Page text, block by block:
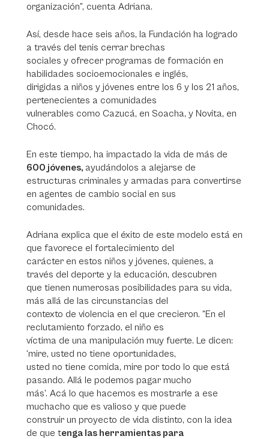
organización”, cuenta Adriana.
Así, desde hace seis años, la Fundación ha logrado
a través del tenis cerrar brechas
sociales y ofrecer programas de formación en
habilidades socioemocionales e inglés,
dirigidas a niños y jóvenes entre los 6 y los 21 años,
pertenecientes a comunidades
vulnerables como Cazucá, en Soacha, y Novita, en
Chocó.
En este tiempo, ha impactado la vida de más de
600 jóvenes, ayudándolos a alejarse de
estructuras criminales y armadas para convertirse
en agentes de cambio social en sus
comunidades.
Adriana explica que el éxito de este modelo está en
que favorece el fortalecimiento del
carácter en estos niños y jóvenes, quienes, a
través del deporte y la educación, descubren
que tienen numerosas posibilidades para su vida,
más allá de las circunstancias del
contexto de violencia en el que crecieron. “En el
reclutamiento forzado, el niño es
víctima de una manipulación muy fuerte. Le dicen:
‘mire, usted no tiene oportunidades,
usted no tiene comida, mire por todo lo que está
pasando. Allá le podemos pagar mucho
más’. Acá lo que hacemos es mostrarle a ese
muchacho que es valioso y que puede
construir un proyecto de vida distinto, con la idea
de que tenga las herramientas para